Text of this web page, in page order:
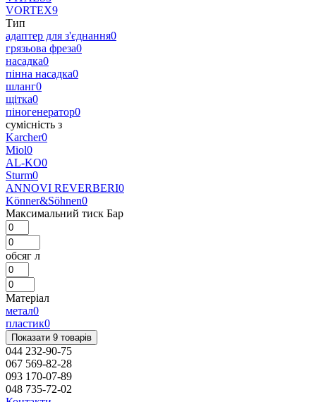
VORTEX9
Тип
адаптер для з'єднання0
грязьова фреза0
насадка0
пінна насадка0
шланг0
щітка0
піногенератор0
сумісність з
Karcher0
Miol0
AL-KO0
Sturm0
ANNOVI REVERBERI0
Könner&Söhnen0
Максимальний тиск Бар
обсяг л
Матеріал
метал0
пластик0
Показати 9 товарів
044 232-90-75
067 569-82-28
093 170-07-89
048 735-72-02